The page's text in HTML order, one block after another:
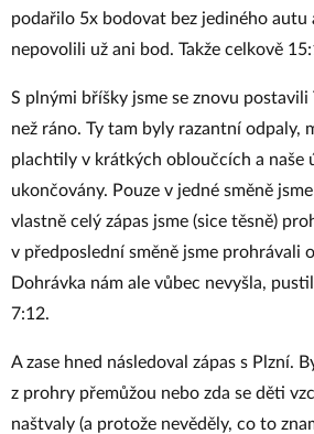
podařilo 5x bodovat bez jediného autu
nepovolili už ani bod. Takže celkově
S plnými bříšky jsme se znovu
než ráno. Ty tam byly razantní odpaly,
plachtily v krátkých obloučcích a naše
ukončovány. Pouze v jedné směně
vlastně celý zápas jsme (sice těsně)
v předposlední směně jsme prohrávali
Dohrávka nám ale vůbec nevyšla,
7:12.
A zase hned následoval zápas s Plzní.
z prohry přemůžou nebo zda se děti
naštvaly (a protože nevěděly, co to